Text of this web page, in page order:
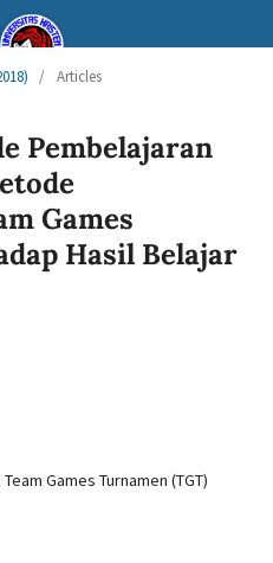
/ Articles
Pembelajaran
Games
Hasil Belajar
Games Turnamen (TGT)